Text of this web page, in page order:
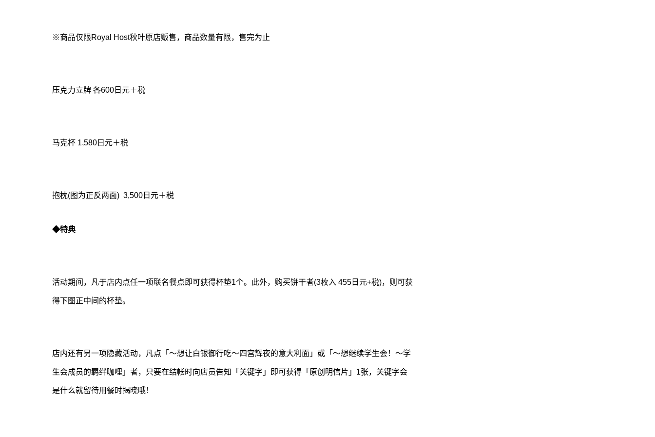
※商品仅限Royal Host秋叶原店贩售，商品数量有限，售完为止
压克力立牌 各600日元＋税
马克杯 1,580日元＋税
抱枕(图为正反两面) 3,500日元＋税
◆特典
活动期间，凡于店内点任一项联名餐点即可获得杯垫1个。此外，购买饼干者(3枚入 455日元+税)，则可获
得下图正中间的杯垫。
店内还有另一项隐藏活动，凡点「～想让白银御行吃～四宫辉夜的意大利面」或「～想继续学生会！～学
生会成员的羁绊咖哩」者，只要在结帐时向店员告知「关键字」即可获得「原创明信片」1张，关键字会
是什么就留待用餐时揭晓哦！